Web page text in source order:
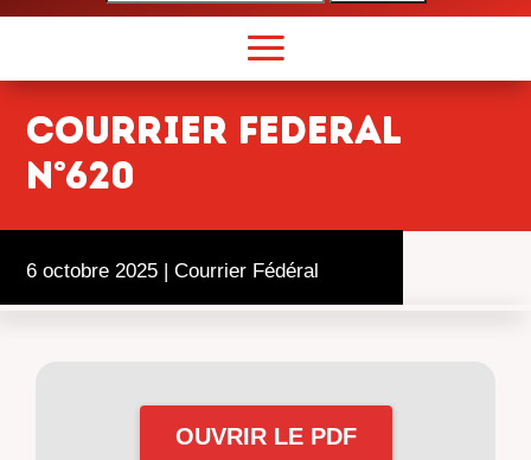
for:
courrier federal
n°620
6 octobre 2025 | Courrier Fédéral
OUVRIR LE PDF